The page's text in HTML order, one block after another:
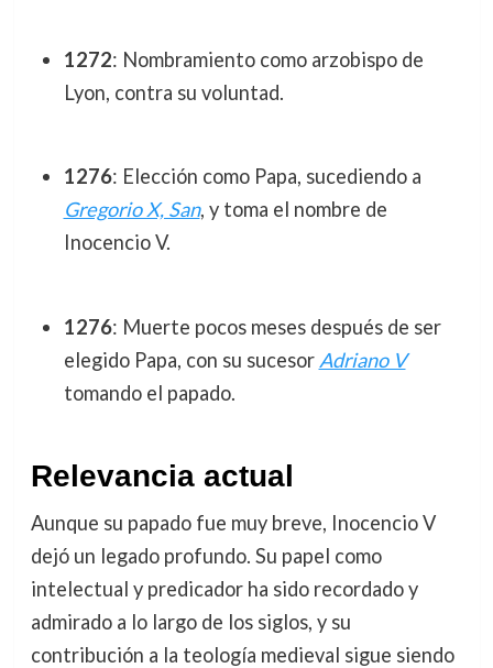
1272: Nombramiento como arzobispo de
Lyon, contra su voluntad.
1276: Elección como Papa, sucediendo a
Gregorio X, San, y toma el nombre de
Inocencio V.
1276: Muerte pocos meses después de ser
elegido Papa, con su sucesor Adriano V
tomando el papado.
Relevancia actual
Aunque su papado fue muy breve, Inocencio V
dejó un legado profundo. Su papel como
intelectual y predicador ha sido recordado y
admirado a lo largo de los siglos, y su
contribución a la teología medieval sigue siendo